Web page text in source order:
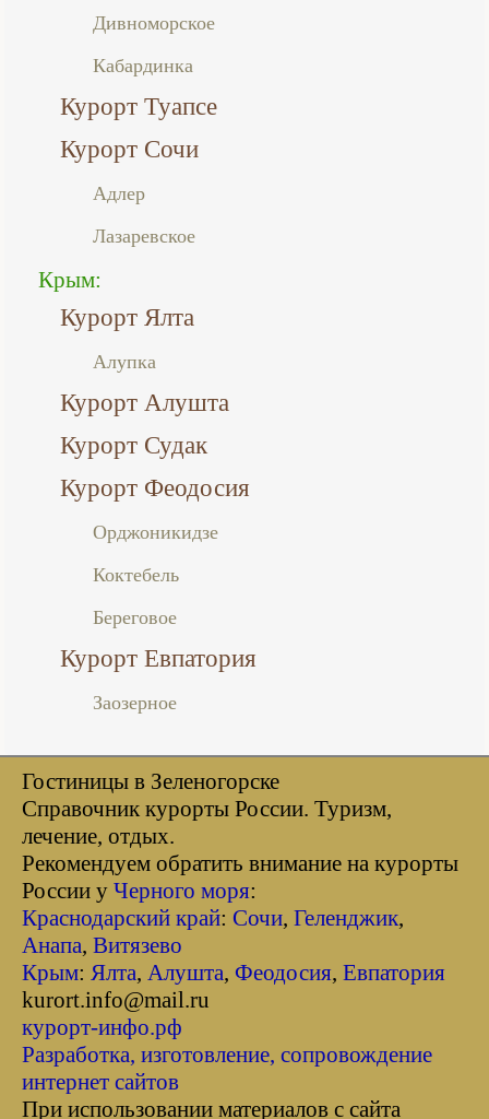
Дивноморское
Кабардинка
Курорт Туапсе
Курорт Сочи
Адлер
Лазаревское
Крым:
Курорт Ялта
Алупка
Курорт Алушта
Курорт Судак
Курорт Феодосия
Орджоникидзе
Коктебель
Береговое
Курорт Евпатория
Заозерное
Гостиницы в Зеленогорске
Справочник курорты Росcии. Туризм,
лечение, отдых.
Рекомендуем обратить внимание на курорты
России у Черного моря:
Краснодарский край: Сочи, Геленджик,
Анапа, Витязево
Крым: Ялта, Алушта, Феодосия, Евпатория
kurort.info@mail.ru
курорт-инфо.рф
Разработка, изготовление, сопровождение
интернет сайтов
При использовании материалов с сайта